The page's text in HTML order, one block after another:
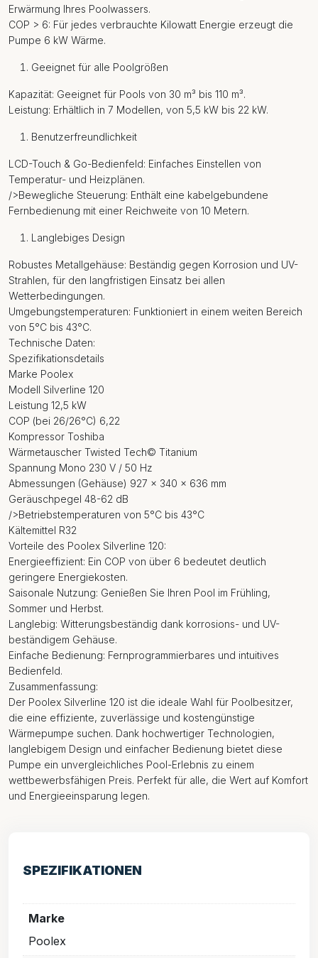
Erwärmung Ihres Poolwassers.
COP > 6: Für jedes verbrauchte Kilowatt Energie erzeugt die
Pumpe 6 kW Wärme.
Geeignet für alle Poolgrößen
Kapazität: Geeignet für Pools von 30 m³ bis 110 m³.
Leistung: Erhältlich in 7 Modellen, von 5,5 kW bis 22 kW.
Benutzerfreundlichkeit
LCD-Touch & Go-Bedienfeld: Einfaches Einstellen von
Temperatur- und Heizplänen.
/>Bewegliche Steuerung: Enthält eine kabelgebundene
Fernbedienung mit einer Reichweite von 10 Metern.
Langlebiges Design
Robustes Metallgehäuse: Beständig gegen Korrosion und UV-
Strahlen, für den langfristigen Einsatz bei allen
Wetterbedingungen.
Umgebungstemperaturen: Funktioniert in einem weiten Bereich
von 5°C bis 43°C.
Technische Daten:
Spezifikationsdetails
Marke Poolex
Modell Silverline 120
Leistung 12,5 kW
COP (bei 26/26°C) 6,22
Kompressor Toshiba
Wärmetauscher Twisted Tech© Titanium
Spannung Mono 230 V / 50 Hz
Abmessungen (Gehäuse) 927 x 340 x 636 mm
Geräuschpegel 48-62 dB
/>Betriebstemperaturen von 5°C bis 43°C
Kältemittel R32
Vorteile des Poolex Silverline 120:
Energieeffizient: Ein COP von über 6 bedeutet deutlich
geringere Energiekosten.
Saisonale Nutzung: Genießen Sie Ihren Pool im Frühling,
Sommer und Herbst.
Langlebig: Witterungsbeständig dank korrosions- und UV-
beständigem Gehäuse.
Einfache Bedienung: Fernprogrammierbares und intuitives
Bedienfeld.
Zusammenfassung:
Der Poolex Silverline 120 ist die ideale Wahl für Poolbesitzer,
die eine effiziente, zuverlässige und kostengünstige
Wärmepumpe suchen. Dank hochwertiger Technologien,
langlebigem Design und einfacher Bedienung bietet diese
Pumpe ein unvergleichliches Pool-Erlebnis zu einem
wettbewerbsfähigen Preis. Perfekt für alle, die Wert auf Komfort
und Energieeinsparung legen.
SPEZIFIKATIONEN
Marke
Poolex